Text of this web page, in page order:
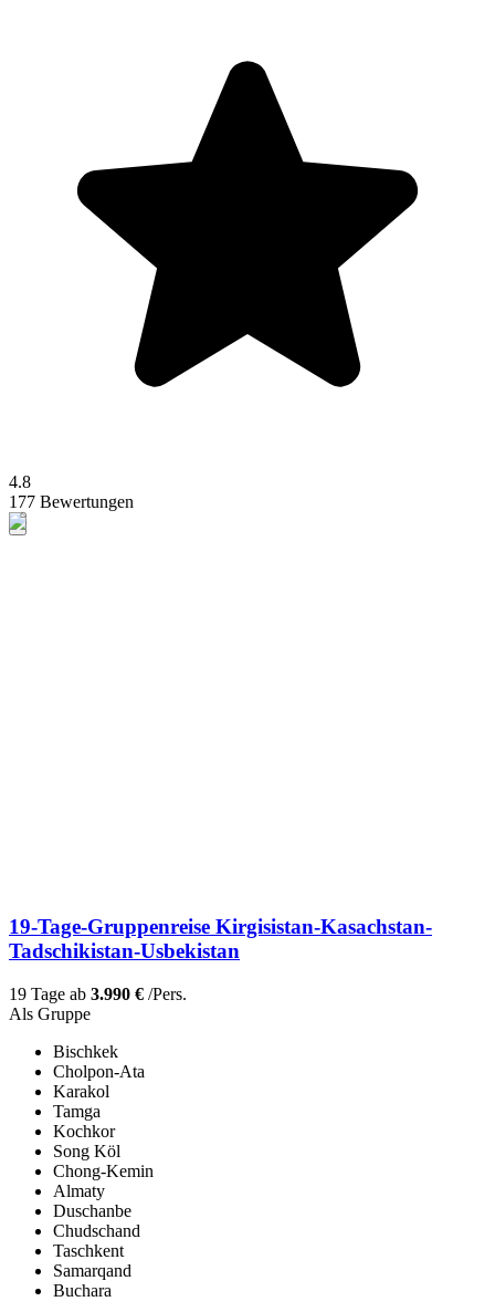
4.8
177 Bewertungen
19-Tage-Gruppenreise Kirgisistan-Kasachstan-
Tadschikistan-Usbekistan
19 Tage ab 3.990 € /Pers.
Als Gruppe
Bischkek
Cholpon-Ata
Karakol
Tamga
Kochkor
Song Köl
Chong-Kemin
Almaty
Duschanbe
Chudschand
Taschkent
Samarqand
Buchara